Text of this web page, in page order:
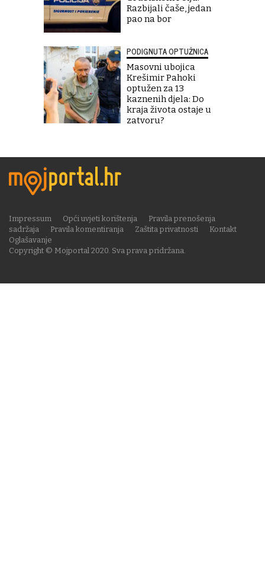
Razbijali čaše, jedan
pao na bor
PODIGNUTA OPTUŽNICA
Masovni ubojica
Krešimir Pahoki
optužen za 13
kaznenih djela: Do
kraja života ostaje u
zatvoru?
Copyright © Mojportal 2020. Sva prava pridržana.
Impressum Opći uvjeti korištenja
Pravila prenošenja
sadržaja
Pravila komentiranja Zaštita privatnosti
Kontakt
Oglašavanje